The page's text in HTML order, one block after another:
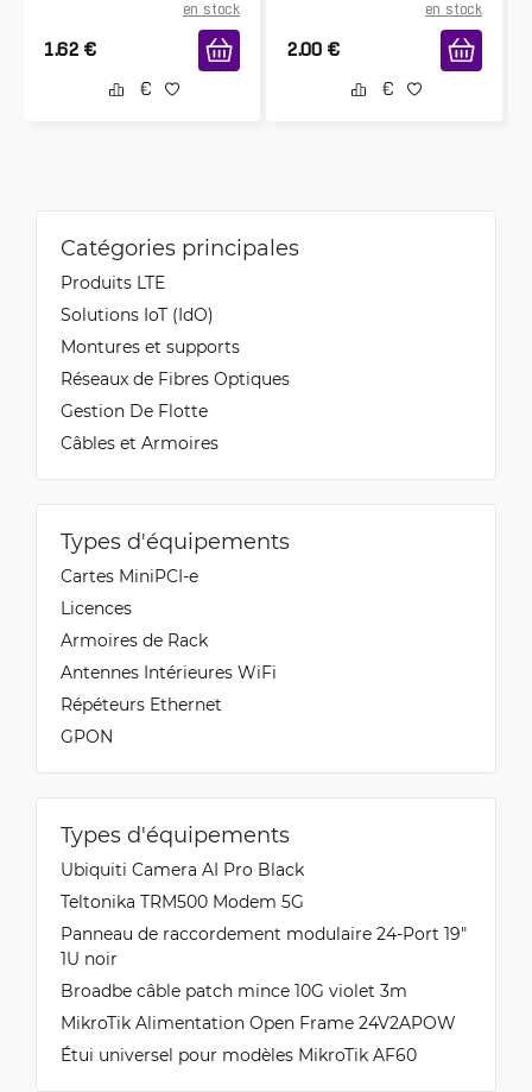
en stock
1.62 €
en stock
2.00 €
Catégories principales
Produits LTE
Solutions IoT (IdO)
Montures et supports
Réseaux de Fibres Optiques
Gestion De Flotte
Câbles et Armoires
Types d'équipements
Cartes MiniPCI-e
Licences
Armoires de Rack
Antennes Intérieures WiFi
Répéteurs Ethernet
GPON
Types d'équipements
Ubiquiti Camera AI Pro Black
Teltonika TRM500 Modem 5G
Panneau de raccordement modulaire 24-Port 19"
1U noir
Broadbe câble patch mince 10G violet 3m
MikroTik Alimentation Open Frame 24V2APOW
Étui universel pour modèles MikroTik AF60